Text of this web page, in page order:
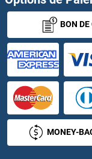
MT-ND6 Kits
MT-RNR2-Like 6
MT1 Kits ELISA
MT1A Kits ELISA
MT1E Kits ELISA
BON
MONEY-